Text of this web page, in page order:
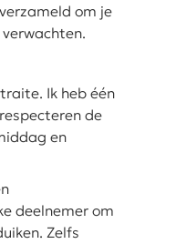
om je
Ik heb één
de
en
deelnemer om
Zelfs